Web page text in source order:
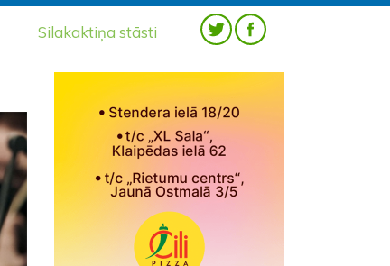
Silakaktiņa stāsti